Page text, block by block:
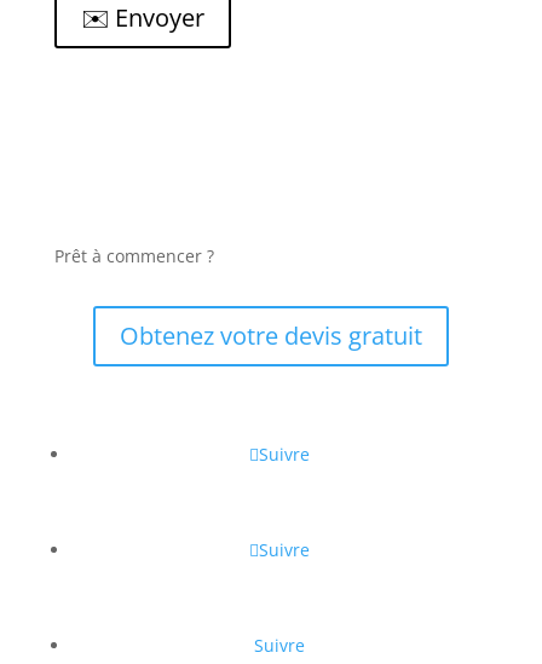
✉️ Envoyer
Prêt à commencer ?
Obtenez votre devis gratuit
Suivre
Suivre
Suivre